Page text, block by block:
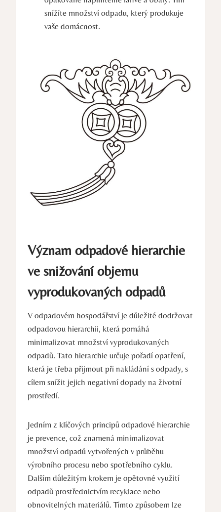
snížíte⁣ množství odpadu, který produkuje
vaše domácnost.
Význam odpadové‍ hierarchie
ve snižování objemu
vyprodukovaných⁢ odpadů
V odpadovém hospodářství je ⁤důležité ‍dodržovat
‍odpadovou ⁢hierarchii, která ‍pomáhá
minimalizovat množství ​vyprodukovaných
odpadů. Tato⁢ hierarchie⁤ určuje⁣ pořadí opatření,⁣
která je⁤ třeba⁣ přijmout ​při⁣ nakládání s odpady,‌ s
cílem‌ snížit jejich‍ negativní⁤ dopady na životní
prostředí.
Jedním z klíčových principů odpadové‌ hierarchie
je ​prevence, což znamená‌ minimalizovat
množství ⁣odpadů​ vytvořených⁢ v průběhu
⁢výrobního ⁤procesu ​nebo spotřebního⁢ cyklu.
Dalším důležitým krokem je opětovné​ využití
odpadů ‌prostřednictvím recyklace nebo
obnovitelných materiálů. Tímto způsobem⁢ lze